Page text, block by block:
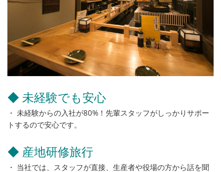
◆ 未経験でも安心
・ 未経験からの入社が80%！先輩スタッフがしっかりサポー
トするので安心です。
◆ 産地研修旅行
・ 当社では、スタッフが直接、生産者や役場の方から話を聞